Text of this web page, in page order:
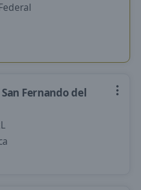
Fernando del